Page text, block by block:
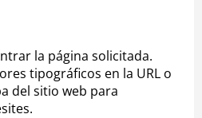
la página solicitada.
tipográficos en la URL o
del sitio web para